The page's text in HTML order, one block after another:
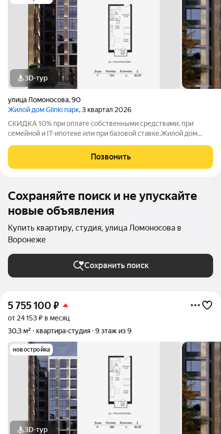
3D-тур
улица Ломоносова,90
Жилой дом Glinki парк, 3 квартал 2026
СКИДКА 10% при оплате собственными средствами, при
семейной и IT-ипотеке или при базовой ставке.Жилой дом
комфортной жизни в окружении зелени вокруг несколько
крупных парков и садов. Это 9-этажный
Позвонить
Сохраняйте поиск и не упускайте
новые объявления
Купить квартиру, студия, улица Ломоносова в
Воронеже
Сохранить поиск
5 755 100 ₽
от 24 153 ₽ в месяц
30,3 м²
квартира-студия 9 этаж из 9
новостройка
3D-тур